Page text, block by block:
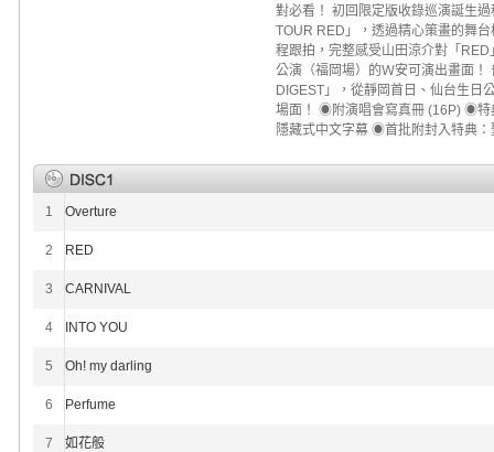
對必看！ 初回限定版收錄巡演誕生
TOUR RED」，透過精心策畫的舞
程跟拍，完整感受山田涼介對「
公演（福岡場）的Ｗ安可演出畫面
DIGEST」，從靜岡首日、仙台生日
場面！ ◉附演唱會寫真冊 (16P) ◉
隱藏式中文字幕 ◉首批附封入特典
1 Overture
2 RED
3 CARNIVAL
4 INTO YOU
5 Oh! my darling
6 Perfume
7 如花般